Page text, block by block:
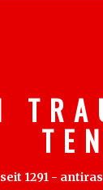
T R
T E
1291 -